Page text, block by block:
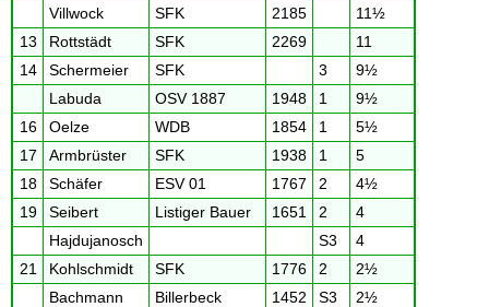
Villwock
SFK 2185
11½
13
Rottstädt SFK 2269
11
14
Schermeier SFK 3
9½
Labuda
OSV 1887 1948 1
9½
16
Oelze WDB 1854 1
5½
17
Armbrüster SFK 1938 1
5
18
Schäfer ESV 01 1767 2
4½
19
Seibert Listiger Bauer 1651 2
4
Hajdujanosch
S3
4
21
Kohlschmidt SFK 1776 2
2½
Bachmann
Billerbeck 1452 S3 2½